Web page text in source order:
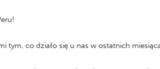
tym, co działo się u nas w ostatnich